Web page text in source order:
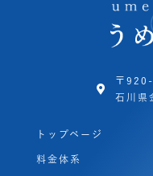
〒
石川県
トップページ
料金体系